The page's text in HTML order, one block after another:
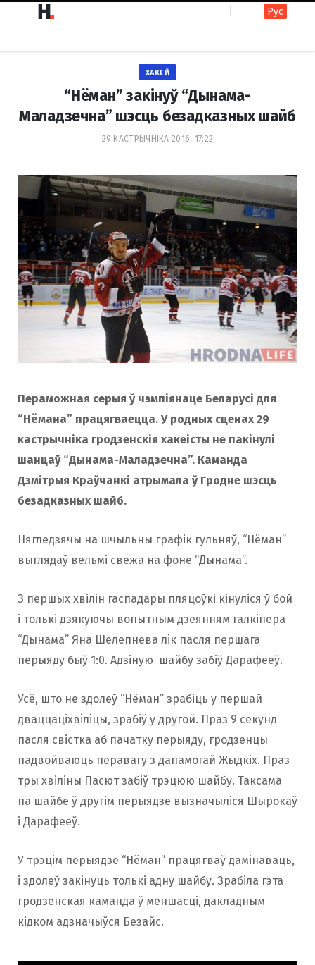
c
b
o
a
g
Рус
ХАКЕЙ
“Нёман” закінуў “Дынама-
Маладзечна” шэсць безадказных шайб
29 КАСТРЫЧНІКА 2016, 17:22
Пераможная серыя ў чэмпіянаце Беларусі для
“Нёмана” працягваецца. У родных сценах 29
кастрычніка гродзенскія хакеісты не пакінулі
шанцаў “Дынама-Маладзечна”. Каманда
Дзмітрыя Краўчанкі атрымала ў Гродне шэсць
безадказных шайб.
Нягледзячы на шчыльны графік гульняў, “Нёман”
выглядаў вельмі свежа на фоне “Дынама”.
З першых хвілін гаспадары пляцоўкі кінуліся ў бой
і толькі дзякуючы вопытным дзеянням галкіпера
“Дынама” Яна Шелепнева лiк пасля першага
перыяду быў 1:0. Адзіную шайбу забіў Дарафееў.
Усё, што не здолеў “Нёман” зрабіць у першай
дваццаціхвiлiцы, зрабіў у другой. Праз 9 секунд
пасля свістка аб пачатку перыяду, гродзенцы
падвойваюць перавагу з дапамогай Жыдкіх. Праз
тры хвіліны Пасют забіў трэцюю шайбу. Таксама
па шайбе ў другім перыядзе вызначыліся Шырокаў
і Дарафееў.
У трэцім перыядзе “Нёман” працягваў дамінаваць,
і здолеў закінуць толькі адну шайбу. Зрабіла гэта
гродзенская каманда ў меншасці, дакладным
кідком адзначыўся Безайс.